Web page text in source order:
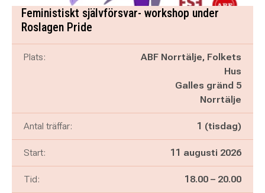
Feministiskt självförsvar- workshop under
Roslagen Pride
Plats:
ABF Norrtälje, Folkets
Hus
Galles gränd 5
Norrtälje
Antal träffar: 1 (tisdag)
Start: 11 augusti 2026
Tid: Pågår mellan
18.00 – och
20.00